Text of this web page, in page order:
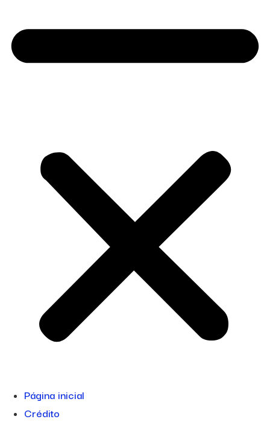
Página inicial
Crédito